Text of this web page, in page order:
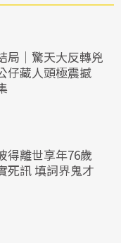
局｜驚天大反轉兇
仔藏人頭極震撼
得離世享年76歲
死訊 填詞界鬼才